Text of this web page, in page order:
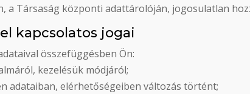
a Társaság központi adattárolóján, jogosulatlan
kapcsolatos jogai
összefüggésben Ön:
kezelésük módjáról;
adataiban, elérhetőségeiben változás történt;